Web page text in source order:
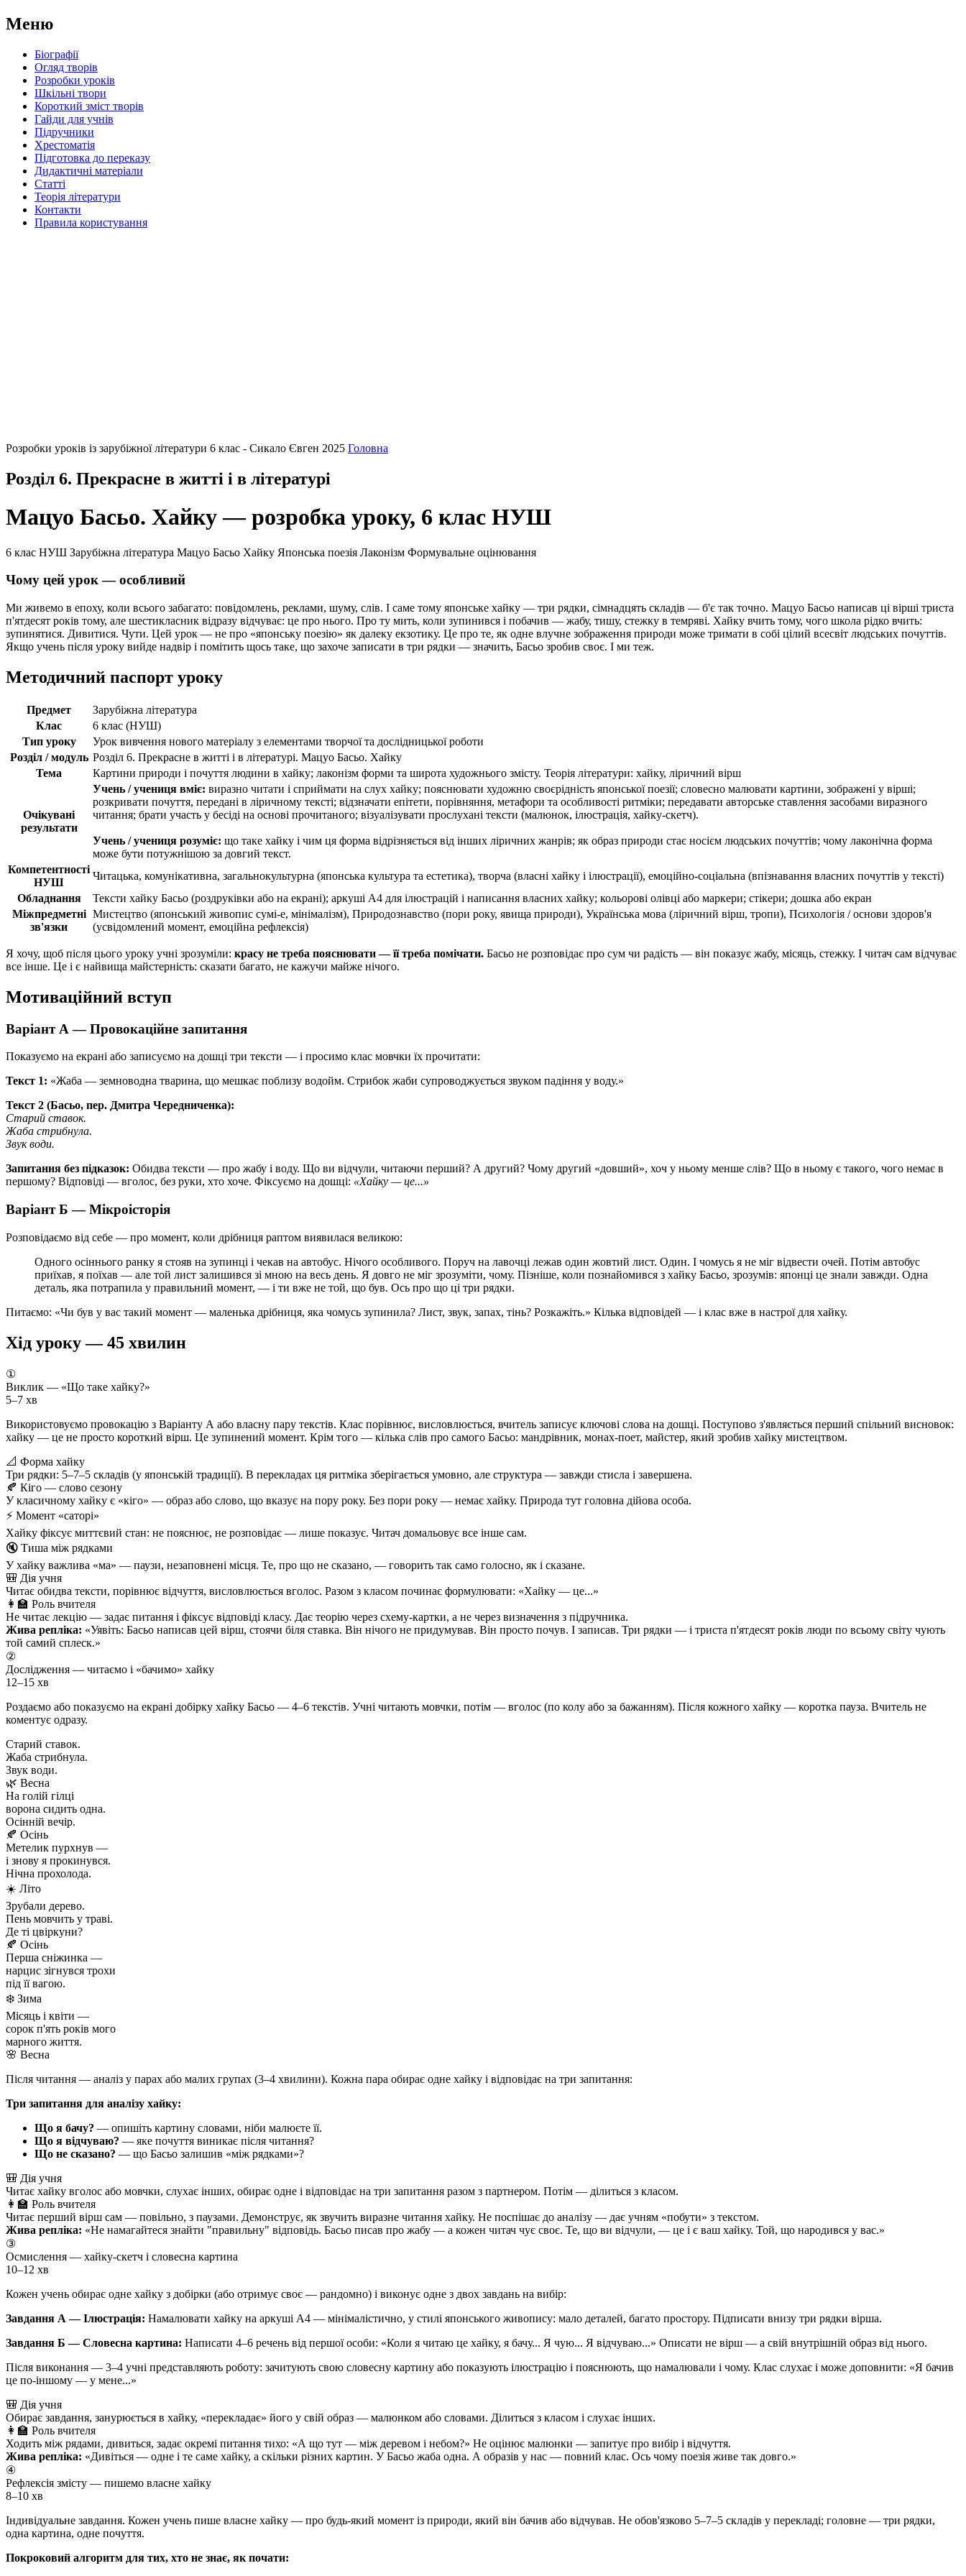
Меню
Біографії
Огляд творів
Розробки уроків
Шкільні твори
Короткий зміст творів
Гайди для учнів
Підручники
Хрестоматія
Підготовка до переказу
Дидактичні матеріали
Статті
Теорія літератури
Контакти
Правила користування
Розробки уроків із зарубіжної літератури 6 клас - Сикало Євген 2025 Головна
Розділ 6. Прекрасне в житті і в літературі
Мацуо Басьо. Хайку — розробка уроку, 6 клас НУШ
6 клас НУШ Зарубіжна література Мацуо Басьо Хайку Японська поезія Лаконізм Формувальне оцінювання
Чому цей урок — особливий
Ми живемо в епоху, коли всього забагато: повідомлень, реклами, шуму, слів. І саме тому японське хайку — три рядки, сімнадцять складів — б'є так точно. Мацуо Басьо написав ці вірші триста
п'ятдесят років тому, але шестикласник відразу відчуває: це про нього. Про ту мить, коли зупинився і побачив — жабу, тишу, стежку в темряві. Хайку вчить тому, чого школа рідко вчить:
зупинятися. Дивитися. Чути. Цей урок — не про «японську поезію» як далеку екзотику. Це про те, як одне влучне зображення природи може тримати в собі цілий всесвіт людських почуттів.
Якщо учень після уроку вийде надвір і помітить щось таке, що захоче записати в три рядки — значить, Басьо зробив своє. І ми теж.
Методичний паспорт уроку
Предмет
Зарубіжна література
Клас
6 клас (НУШ)
Тип уроку
Урок вивчення нового матеріалу з елементами творчої та дослідницької роботи
Розділ / модуль Розділ 6. Прекрасне в житті і в літературі. Мацуо Басьо. Хайку
Тема
Картини природи і почуття людини в хайку; лаконізм форми та широта художнього змісту. Теорія літератури: хайку, ліричний вірш
Очікувані
результати
Учень / учениця вміє: виразно читати і сприймати на слух хайку; пояснювати художню своєрідність японської поезії; словесно малювати картини, зображені у вірші;
розкривати почуття, передані в ліричному тексті; відзначати епітети, порівняння, метафори та особливості ритміки; передавати авторське ставлення засобами виразного
читання; брати участь у бесіді на основі прочитаного; візуалізувати прослухані тексти (малюнок, ілюстрація, хайку-скетч).
Учень / учениця розуміє: що таке хайку і чим ця форма відрізняється від інших ліричних жанрів; як образ природи стає носієм людських почуттів; чому лаконічна форма
може бути потужнішою за довгий текст.
Компетентності
НУШ
Читацька, комунікативна, загальнокультурна (японська культура та естетика), творча (власні хайку і ілюстрації), емоційно-соціальна (впізнавання власних почуттів у тексті)
Обладнання
Тексти хайку Басьо (роздруківки або на екрані); аркуші А4 для ілюстрацій і написання власних хайку; кольорові олівці або маркери; стікери; дошка або екран
Міжпредметні
зв'язки
Мистецтво (японський живопис сумі-е, мінімалізм), Природознавство (пори року, явища природи), Українська мова (ліричний вірш, тропи), Психологія / основи здоров'я
(усвідомлений момент, емоційна рефлексія)
Я хочу, щоб після цього уроку учні зрозуміли: красу не треба пояснювати — її треба помічати. Басьо не розповідає про сум чи радість — він показує жабу, місяць, стежку. І читач сам відчуває
все інше. Це і є найвища майстерність: сказати багато, не кажучи майже нічого.
Мотиваційний вступ
Варіант А — Провокаційне запитання
Показуємо на екрані або записуємо на дошці три тексти — і просимо клас мовчки їх прочитати:
Текст 1: «Жаба — земноводна тварина, що мешкає поблизу водойм. Стрибок жаби супроводжується звуком падіння у воду.»
Текст 2 (Басьо, пер. Дмитра Чередниченка):
Старий ставок.
Жаба стрибнула.
Звук води.
Запитання без підказок: Обидва тексти — про жабу і воду. Що ви відчули, читаючи перший? А другий? Чому другий «довший», хоч у ньому менше слів? Що в ньому є такого, чого немає в
першому? Відповіді — вголос, без руки, хто хоче. Фіксуємо на дошці: «Хайку — це...»
Варіант Б — Мікроісторія
Розповідаємо від себе — про момент, коли дрібниця раптом виявилася великою:
Одного осіннього ранку я стояв на зупинці і чекав на автобус. Нічого особливого. Поруч на лавочці лежав один жовтий лист. Один. І чомусь я не міг відвести очей. Потім автобус
приїхав, я поїхав — але той лист залишився зі мною на весь день. Я довго не міг зрозуміти, чому. Пізніше, коли познайомився з хайку Басьо, зрозумів: японці це знали завжди. Одна
деталь, яка потрапила у правильний момент, — і ти вже не той, що був. Ось про що ці три рядки.
Питаємо: «Чи був у вас такий момент — маленька дрібниця, яка чомусь зупинила? Лист, звук, запах, тінь? Розкажіть.» Кілька відповідей — і клас вже в настрої для хайку.
Хід уроку — 45 хвилин
①
Виклик — «Що таке хайку?»
5–7 хв
Використовуємо провокацію з Варіанту А або власну пару текстів. Клас порівнює, висловлюється, вчитель записує ключові слова на дошці. Поступово з'являється перший спільний висновок:
хайку — це не просто короткий вірш. Це зупинений момент. Крім того — кілька слів про самого Басьо: мандрівник, монах-поет, майстер, який зробив хайку мистецтвом.
📐 Форма хайку
Три рядки: 5–7–5 складів (у японській традиції). В перекладах ця ритміка зберігається умовно, але структура — завжди стисла і завершена.
🍂 Кіго — слово сезону
У класичному хайку є «кіго» — образ або слово, що вказує на пору року. Без пори року — немає хайку. Природа тут головна дійова особа.
⚡ Момент «саторі»
Хайку фіксує миттєвий стан: не пояснює, не розповідає — лише показує. Читач домальовує все інше сам.
🔇 Тиша між рядками
У хайку важлива «ма» — паузи, незаповнені місця. Те, про що не сказано, — говорить так само голосно, як і сказане.
🎒 Дія учня
Читає обидва тексти, порівнює відчуття, висловлюється вголос. Разом з класом починає формулювати: «Хайку — це...»
👩‍🏫 Роль вчителя
Не читає лекцію — задає питання і фіксує відповіді класу. Дає теорію через схему-картки, а не через визначення з підручника.
Жива репліка: «Уявіть: Басьо написав цей вірш, стоячи біля ставка. Він нічого не придумував. Він просто почув. І записав. Три рядки — і триста п'ятдесят років люди по всьому світу чують
той самий сплеск.»
②
Дослідження — читаємо і «бачимо» хайку
12–15 хв
Роздаємо або показуємо на екрані добірку хайку Басьо — 4–6 текстів. Учні читають мовчки, потім — вголос (по колу або за бажанням). Після кожного хайку — коротка пауза. Вчитель не
коментує одразу.
Старий ставок.
Жаба стрибнула.
Звук води.
🌿 Весна
На голій гілці
ворона сидить одна.
Осінній вечір.
🍂 Осінь
Метелик пурхнув —
і знову я прокинувся.
Нічна прохолода.
☀️ Літо
Зрубали дерево.
Пень мовчить у траві.
Де ті цвіркуни?
🍂 Осінь
Перша сніжинка —
нарцис зігнувся трохи
під її вагою.
❄️ Зима
Місяць і квіти —
сорок п'ять років мого
марного життя.
🌸 Весна
Після читання — аналіз у парах або малих групах (3–4 хвилини). Кожна пара обирає одне хайку і відповідає на три запитання:
Три запитання для аналізу хайку:
Що я бачу? — опишіть картину словами, ніби малюєте її.
Що я відчуваю? — яке почуття виникає після читання?
Що не сказано? — що Басьо залишив «між рядками»?
🎒 Дія учня
Читає хайку вголос або мовчки, слухає інших, обирає одне і відповідає на три запитання разом з партнером. Потім — ділиться з класом.
👩‍🏫 Роль вчителя
Читає перший вірш сам — повільно, з паузами. Демонструє, як звучить виразне читання хайку. Не поспішає до аналізу — дає учням «побути» з текстом.
Жива репліка: «Не намагайтеся знайти "правильну" відповідь. Басьо писав про жабу — а кожен читач чує своє. Те, що ви відчули, — це і є ваш хайку. Той, що народився у вас.»
③
Осмислення — хайку-скетч і словесна картина
10–12 хв
Кожен учень обирає одне хайку з добірки (або отримує своє — рандомно) і виконує одне з двох завдань на вибір:
Завдання А — Ілюстрація: Намалювати хайку на аркуші А4 — мінімалістично, у стилі японського живопису: мало деталей, багато простору. Підписати внизу три рядки вірша.
Завдання Б — Словесна картина: Написати 4–6 речень від першої особи: «Коли я читаю це хайку, я бачу... Я чую... Я відчуваю...» Описати не вірш — а свій внутрішній образ від нього.
Після виконання — 3–4 учні представляють роботу: зачитують свою словесну картину або показують ілюстрацію і пояснюють, що намалювали і чому. Клас слухає і може доповнити: «Я бачив
це по-іншому — у мене...»
🎒 Дія учня
Обирає завдання, занурюється в хайку, «перекладає» його у свій образ — малюнком або словами. Ділиться з класом і слухає інших.
👩‍🏫 Роль вчителя
Ходить між рядами, дивиться, задає окремі питання тихо: «А що тут — між деревом і небом?» Не оцінює малюнки — запитує про вибір і відчуття.
Жива репліка: «Дивіться — одне і те саме хайку, а скільки різних картин. У Басьо жаба одна. А образів у нас — повний клас. Ось чому поезія живе так довго.»
④
Рефлексія змісту — пишемо власне хайку
8–10 хв
Індивідуальне завдання. Кожен учень пише власне хайку — про будь-який момент із природи, який він бачив або відчував. Не обов'язково 5–7–5 складів у перекладі; головне — три рядки,
одна картина, одне почуття.
Покроковий алгоритм для тих, хто не знає, як почати: